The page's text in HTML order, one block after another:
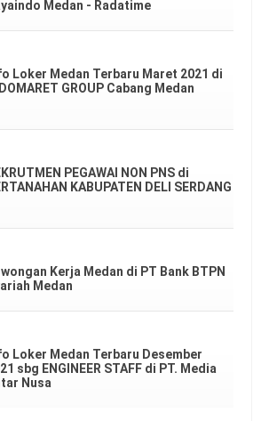
Medan - Radatime
Loker Medan Terbaru Maret 2021 di
GROUP Cabang Medan
PEGAWAI NON PNS di
KABUPATEN DELI SERDANG
Kerja Medan di PT Bank BTPN
Medan
Loker Medan Terbaru Desember
sbg ENGINEER STAFF di PT. Media
Nusa